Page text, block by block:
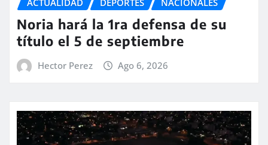
Noria hará la 1ra defensa de su
título el 5 de septiembre
Hector Perez Ago 6, 2026